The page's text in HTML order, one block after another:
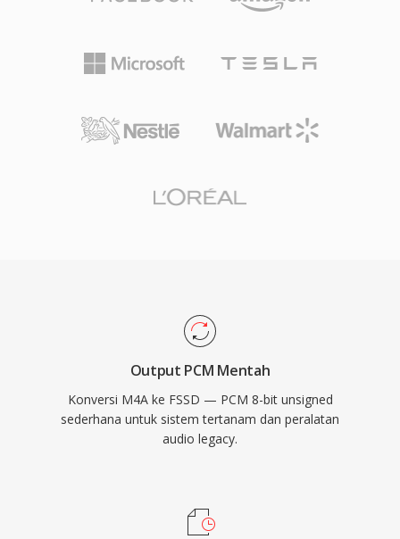
Output PCM Mentah
Konversi M4A ke FSSD — PCM 8-bit unsigned
sederhana untuk sistem tertanam dan peralatan
audio legacy.